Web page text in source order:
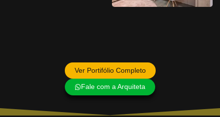
Ver Portifólio Completo
Fale com a Arquiteta